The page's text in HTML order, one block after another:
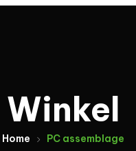
Winkel
Home PC assemblage